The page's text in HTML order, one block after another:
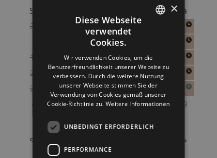
ENGLISH
×
Diese Webseite
verwendet
Cookies.
Wir verwenden Cookies, um die
Benutzerfreundlichkeit unserer Website zu
verbessern. Durch die weitere Nutzung
unserer Webseite stimmen Sie der
Verwendung von Cookies gemäß unserer
Cookie-Richtlinie zu. Weitere Informationen
UNBEDINGT ERFORDERLICH
PERFORMANCE